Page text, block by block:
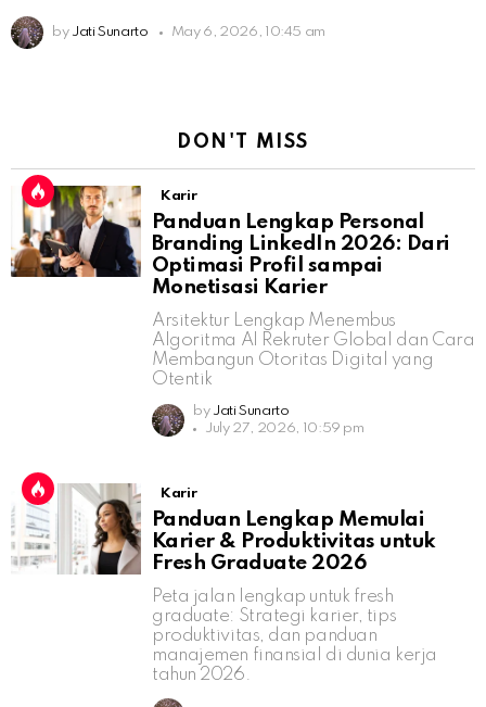
by Jati Sunarto May 6, 2026, 10:45 am
DON'T MISS
Karir
Panduan Lengkap Personal
Branding LinkedIn 2026: Dari
Optimasi Profil sampai
Monetisasi Karier
Arsitektur Lengkap Menembus
Algoritma AI Rekruter Global dan Cara
Membangun Otoritas Digital yang
Otentik
by Jati Sunarto
July 27, 2026, 10:59 pm
Karir
Panduan Lengkap Memulai
Karier & Produktivitas untuk
Fresh Graduate 2026
Peta jalan lengkap untuk fresh
graduate: Strategi karier, tips
produktivitas, dan panduan
manajemen finansial di dunia kerja
tahun 2026.